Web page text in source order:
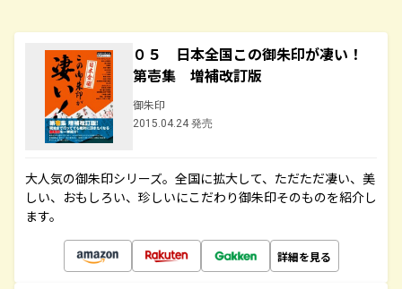
０５ 日本全国この御朱印が凄い！
第壱集 増補改訂版
御朱印
2015.04.24 発売
大人気の御朱印シリーズ。全国に拡大して、ただただ凄い、美
しい、おもしろい、珍しいにこだわり御朱印そのものを紹介し
ます。
詳細を見る